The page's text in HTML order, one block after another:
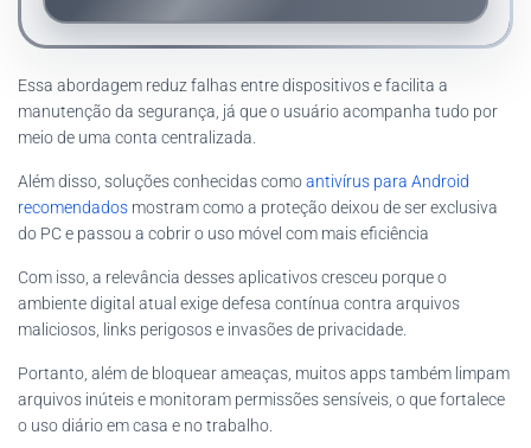
Essa abordagem reduz falhas entre dispositivos e facilita a
manutenção da segurança, já que o usuário acompanha tudo por
meio de uma conta centralizada.
Além disso, soluções conhecidas comoantivírus para Android
recomendados mostram como a proteção deixou de ser exclusiva
do PC e passou a cobrir o uso móvel com mais eficiência
Com isso, a relevância desses aplicativos cresceu porque o
ambiente digital atual exige defesa contínua contra arquivos
maliciosos, links perigosos e invasões de privacidade.
Portanto, além de bloquear ameaças, muitos apps também limpam
arquivos inúteis e monitoram permissões sensíveis, o que fortalece
o uso diário em casa e no trabalho.